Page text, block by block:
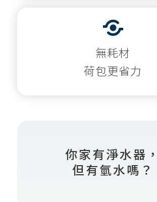
無耗材
荷包更省力
你家有淨水器，
但有氫水嗎？